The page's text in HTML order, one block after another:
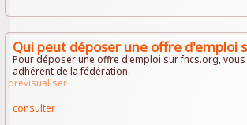
Qui peut déposer une offre d'emploi
Pour déposer une offre d'emploi sur fncs.org, vous
adhérent de la fédération.
prévisualiser
consulter